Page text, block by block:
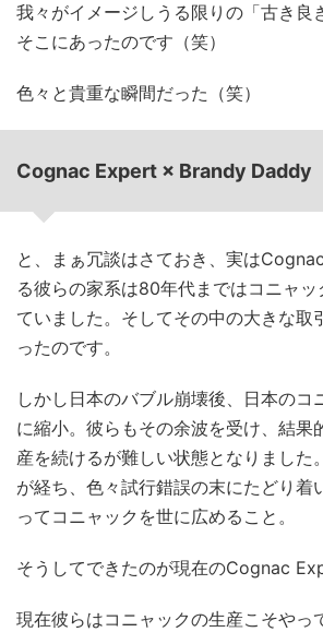
我々がイメージしうる限りの「古き良
そこにあったのです（笑）
色々と貴重な瞬間だった（笑）
Cognac Expert × Brandy Daddy
と、まぁ冗談はさておき、実は
る彼らの家系は80年代まではコニャッ
ていました。そしてその中の大きな取
ったのです。
しかし日本のバブル崩壊後、日本のコ
に縮小。彼らもその余波を受け、結果
産を続けるが難しい状態となりました
が経ち、色々試行錯誤の末にたどり着
ってコニャックを世に広めること。
そうしてできたのが現在のCognac
現在彼らはコニャックの生産こそやっ